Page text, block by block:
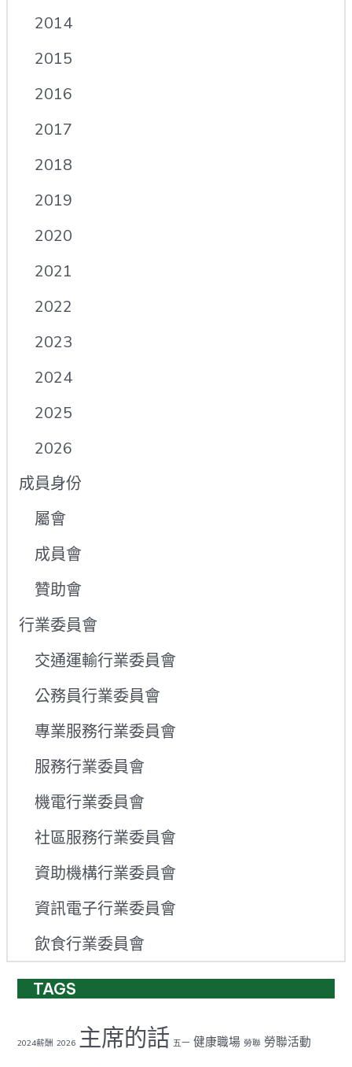
2014
2015
2016
2017
2018
2019
2020
2021
2022
2023
2024
2025
2026
成員身份
屬會
成員會
贊助會
行業委員會
交通運輸行業委員會
公務員行業委員會
專業服務行業委員會
服務行業委員會
機電行業委員會
社區服務行業委員會
資助機構行業委員會
資訊電子行業委員會
飲食行業委員會
TAGS
2024薪酬 2026 主席的話 五一 健康職場 勞聯 勞聯活動